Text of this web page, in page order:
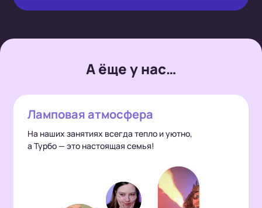
А ёще у нас…
Ламповая атмосфера
На наших занятиях всегда тепло и уютно,
а Турбо — это настоящая семья!